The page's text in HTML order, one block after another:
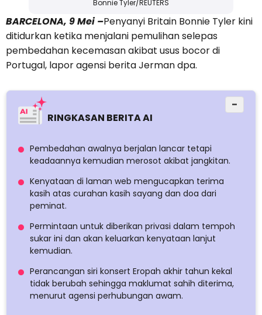
Bonnie Tyler/REUTERS
BARCELONA, 9 Mei –Penyanyi Britain Bonnie Tyler kini
ditidurkan ketika menjalani pemulihan selepas
pembedahan kecemasan akibat usus bocor di
Portugal, lapor agensi berita Jerman dpa.
RINGKASAN BERITA AI
−
Pembedahan awalnya berjalan lancar tetapi
keadaannya kemudian merosot akibat jangkitan.
Kenyataan di laman web mengucapkan terima
kasih atas curahan kasih sayang dan doa dari
peminat.
Permintaan untuk diberikan privasi dalam tempoh
sukar ini dan akan keluarkan kenyataan lanjut
kemudian.
Perancangan siri konsert Eropah akhir tahun kekal
tidak berubah sehingga maklumat sahih diterima,
menurut agensi perhubungan awam.